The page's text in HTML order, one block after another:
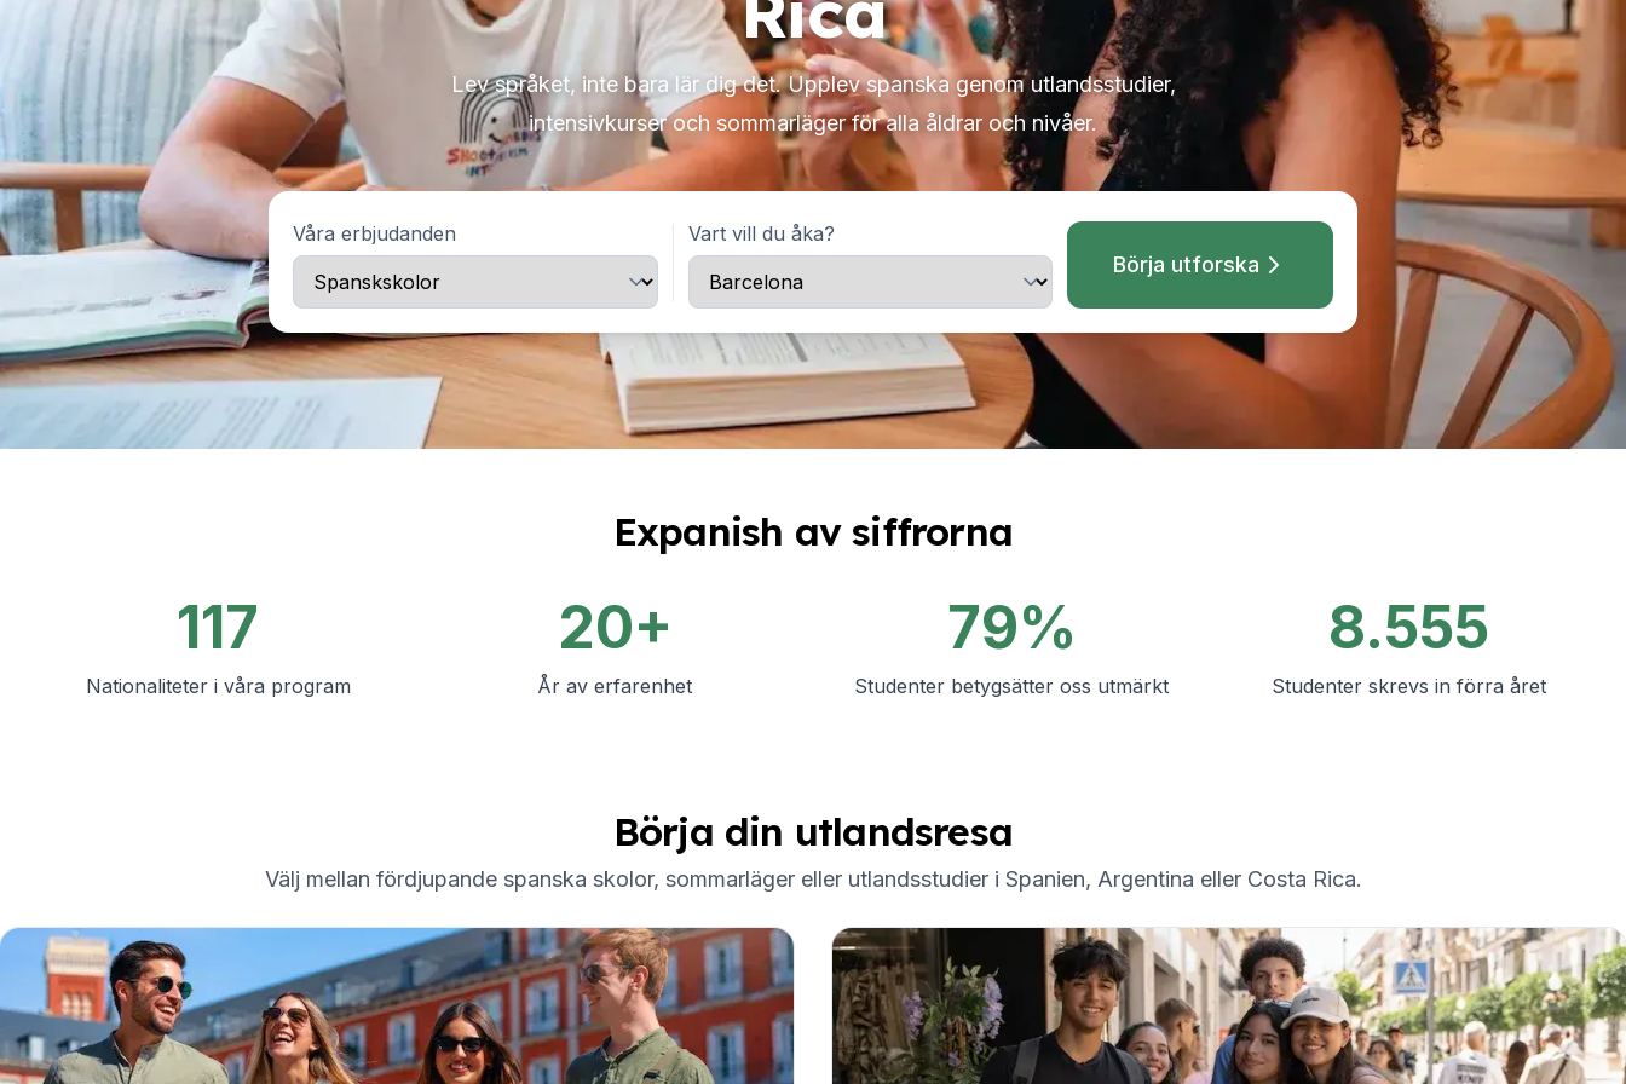
Spanska grupplektioner
Kvällsgruppskurs
Långtidskurser
50+-programmet
Provförberedelse DELE
Provförberedelse SIELE
CSN
Privatlektioner
Malaga
Malaga spanska skola
Spanska grupplektioner
Kvällsgruppskurs
Långtidskurser
50+-programmet
Provförberedelse DELE
Provförberedelse SIELE
Spanska grupplektioner
Kvällsgruppskurs
50+-programmet
Intensiv gruppkurs
CSN
Privata spanska lektioner
Program efter ålder
16–20 år
Lev språket, inte bara lär dig det. Upplev spanska genom utlandsstudier,
intensivkurser och sommarläger för alla åldrar och nivåer.
Våra erbjudanden Vart vill du åka?
Börja utforska
Expanish av siffrorna
117
Nationaliteter i våra program
20+
År av erfarenhet
79%
Studenter betygsätter oss utmärkt
8.555
Studenter skrevs in förra året
Börja din utlandsresa
Välj mellan fördjupande spanska skolor, sommarläger eller utlandsstudier i Spanien, Argentina eller Costa Rica.